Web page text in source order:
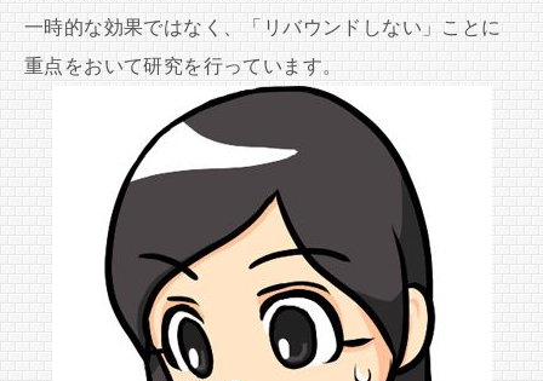
一時的な効果ではなく、「リバウンドしない」ことに
重点をおいて研究を行っています。